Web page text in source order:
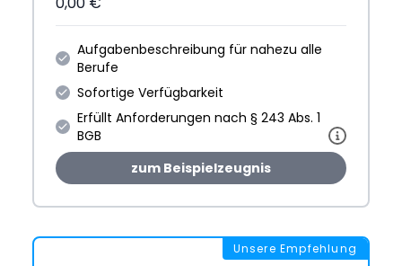
Aufgabenbeschreibung für nahezu alle
Berufe
Sofortige Verfügbarkeit
Erfüllt Anforderungen nach § 243 Abs. 1
BGB
zum Beispielzeugnis
Unsere Empfehlung